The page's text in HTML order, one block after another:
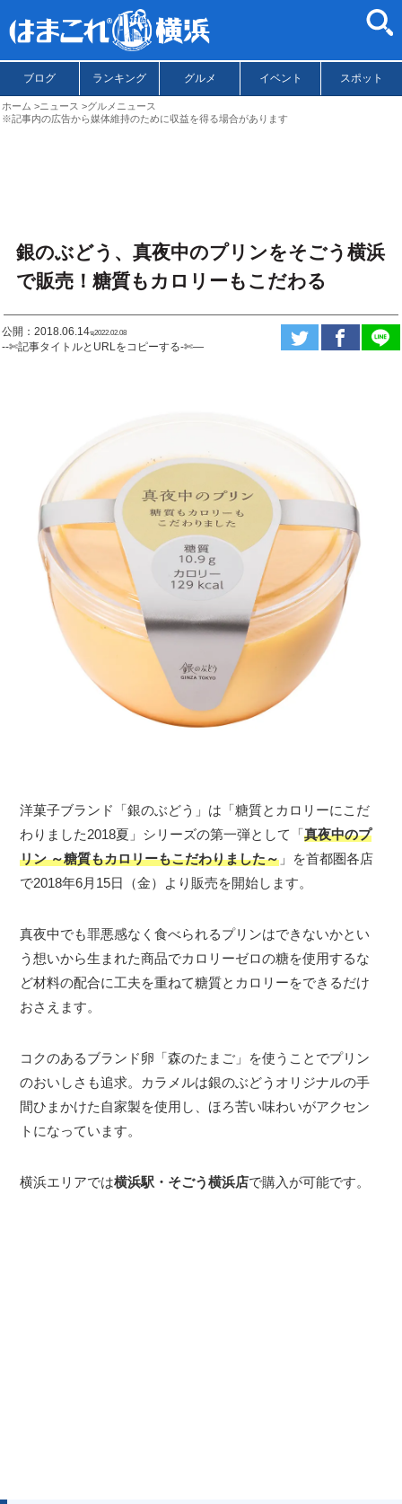
ブログ ランキング グルメ イベント スポット
ホーム ニュース
グルメニュース
※記事内の広告から媒体維持のために収益を得る場合があります
銀のぶどう、真夜中のプリンをそごう横浜
で販売！糖質もカロリーもこだわる
公開：2018.06.14ಇ2022.02.08
--✄記事タイトルとURLをコピーする-✄—
洋菓子ブランド「銀のぶどう」は「糖質とカロリーにこだ
わりました2018夏」シリーズの第一弾として「真夜中のプ
リン ～糖質もカロリーもこだわりました～ 」を首都圏各店
で2018年6月15日（金）より販売を開始します。
真夜中でも罪悪感なく食べられるプリンはできないかとい
う想いから生まれた商品でカロリーゼロの糖を使用するな
ど材料の配合に工夫を重ねて糖質とカロリーをできるだけ
おさえます。
コクのあるブランド卵「森のたまご」を使うことでプリン
のおいしさも追求。カラメルは銀のぶどうオリジナルの手
間ひまかけた自家製を使用し、ほろ苦い味わいがアクセン
トになっています。
横浜エリアでは横浜駅・そごう横浜店で購入が可能です。